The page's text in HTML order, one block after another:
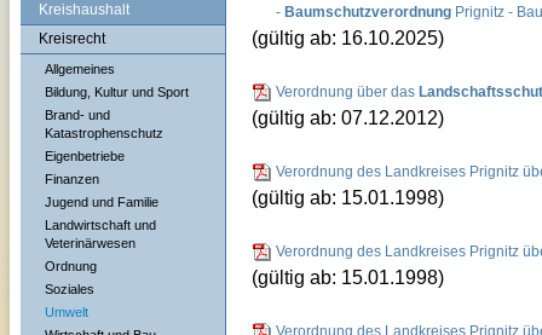
Kreishaushalt
Kreisrecht
Allgemeines
Bildung, Kultur und Sport
Brand- und
Katastrophenschutz
Eigenbetriebe
Finanzen
Jugend und Familie
Landwirtschaft und
Veterinärwesen
Ordnung
Soziales
Umwelt
- Baumschutzverordnung Prignitz -
(gültig ab: 16.10.2025)
Verordnung über das
(gültig ab: 07.12.2012)
Verordnung des Landkreises Prignitz
(gültig ab: 15.01.1998)
Verordnung des Landkreises Prignitz
(gültig ab: 15.01.1998)
Verordnung des Landkreises Prignitz